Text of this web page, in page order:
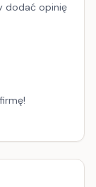
dodać opinię